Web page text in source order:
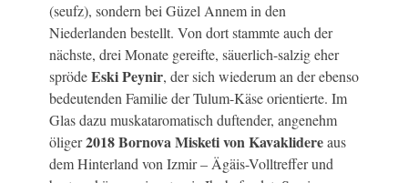
(seufz), sondern bei Güzel Annem in den
Niederlanden bestellt. Von dort stammte auch der
nächste, drei Monate gereifte, säuerlich-salzig eher
sprödeEski Peynir, der sich wiederum an der ebenso
bedeutenden Familie der Tulum-Käse orientierte. Im
Glas dazu muskataromatisch duftender, angenehm
öliger2018 Bornova Misketi von Kavaklidereaus
dem Hinterland von Izmir – Ägäis-Volltreffer und